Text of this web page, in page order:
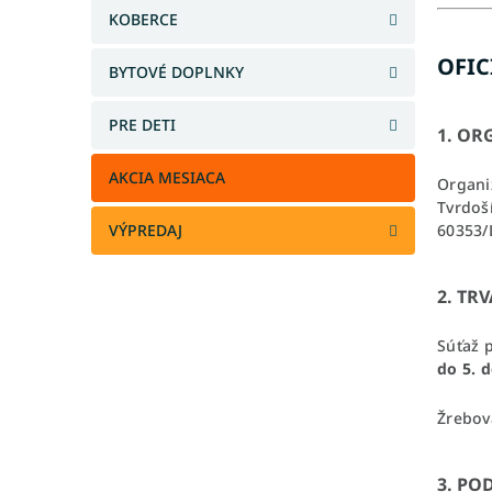
KOBERCE
BYTOVÉ DOPLNKY
PRE DETI
AKCIA MESIACA
VÝPREDAJ
1.
2.
Súťaž
do 5.
3.